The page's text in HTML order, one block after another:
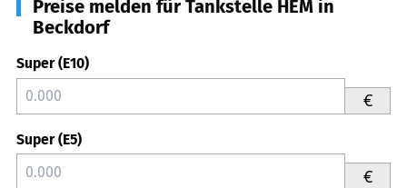
Preise melden für Tankstelle HEM in
Beckdorf
Super (E10)
€
Super (E5)
€